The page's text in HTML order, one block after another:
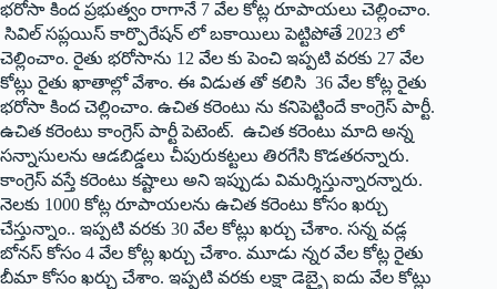
భ‌రోసా కింద ప్ర‌భుత్వం రాగానే 7 వేల కోట్ల రూపాయ‌లు చెల్లించాం.
సివిల్ స‌ప్ల‌యిస్ కార్పొరేష‌న్ లో బ‌కాయిలు పెట్టిపోతే 2023 లో
చెల్లించాం. రైతు భ‌రోసాను 12 వేల కు పెంచి ఇప్ప‌టి వ‌ర‌కు 27 వేల
కోట్లు రైతు ఖాతాల్లో వేశాం. ఈ విడుత తో క‌లిసి 36 వేల కోట్ల రైతు
భ‌రోసా కింద చెల్లించాం. ఉచిత క‌రెంటు ను క‌నిపెట్టిందే కాంగ్రెస్ పార్టీ.
ఉచిత క‌రెంటు కాంగ్రెస్ పార్టీ పెటెంట్. ఉచిత క‌రెంటు మాది అన్న
స‌న్నాసుల‌ను ఆడ‌బిడ్డ‌లు చీపురుక‌ట్ట‌లు తిర‌గేసి కొడ‌త‌రన్నారు.
కాంగ్రెస్ వ‌స్తే క‌రెంటు క‌ష్టాలు అని ఇప్పుడు విమ‌ర్శిస్తున్నార‌న్నారు.
నెల‌కు 1000 కోట్ల రూపాయ‌ల‌ను ఉచిత క‌రెంటు కోసం ఖ‌ర్చు
చేస్తున్నాం.. ఇప్ప‌టి వ‌ర‌కు 30 వేల కోట్లు ఖ‌ర్చు చేశాం. స‌న్న వ‌డ్ల‌
బోనస్ కోసం 4 వేల కోట్ల ఖ‌ర్చు చేశాం. మూడు న్న‌ర వేల కోట్ల రైతు
బీమా కోసం ఖ‌ర్చు చేశాం. ఇప్ప‌టి వ‌ర‌కు ల‌క్షా డెబ్బై ఐదు వేల కోట్లు